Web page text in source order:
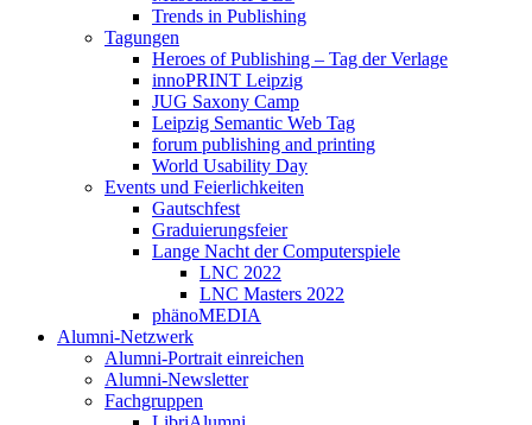
Trends in Publishing
Tagungen
Heroes of Publishing – Tag der Verlage
innoPRINT Leipzig
JUG Saxony Camp
Leipzig Semantic Web Tag
forum publishing and printing
World Usability Day
Events und Feierlichkeiten
Gautschfest
Graduierungsfeier
Lange Nacht der Computerspiele
LNC 2022
LNC Masters 2022
phänoMEDIA
Alumni-Netzwerk
Alumni-Portrait einreichen
Alumni-Newsletter
Fachgruppen